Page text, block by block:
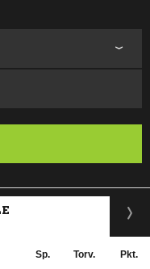
Sp. Torv. Pkt.